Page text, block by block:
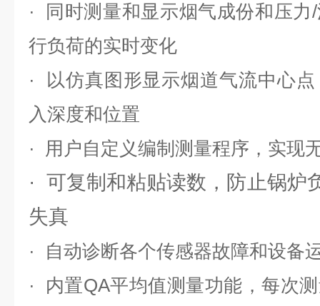
· 同时测量和显示烟气成份和压
行负荷的实时变化
· 以仿真图形显示烟道气流中心
入深度和位置
· 用户自定义编制测量程序，实现
· 可复制和粘贴读数，防止锅炉
失真
· 自动诊断各个传感器故障和设备
· 内置QA平均值测量功能，每次